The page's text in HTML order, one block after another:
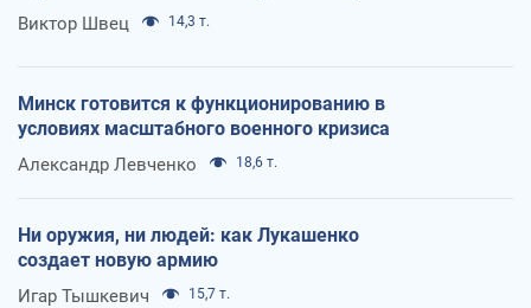
Виктор Швец 14,3 т.
Минск готовится к функционированию в
условиях масштабного военного кризиса
Александр Левченко 18,6 т.
Ни оружия, ни людей: как Лукашенко
создает новую армию
Игар Тышкевич 15,7 т.